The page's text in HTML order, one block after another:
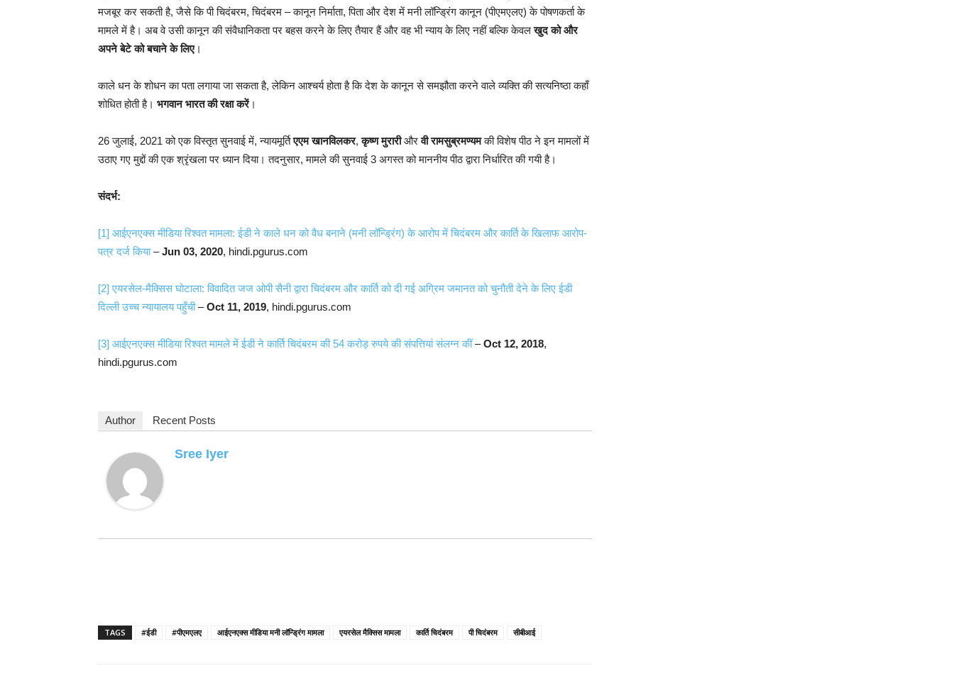
मजबूर कर सकती है, जैसे कि पी चिदंबरम, चिदंबरम – कानून निर्माता, पिता और देश में मनी लॉन्ड्रिंग कानून (पीएमएलए) के पोषणकर्ता के
मामले में है। अब वे उसी कानून की संवैधानिकता पर बहस करने के लिए तैयार हैं और वह भी न्याय के लिए नहीं बल्कि केवलखुद को और
अपने बेटे को बचाने के लिए।
काले धन के शोधन का पता लगाया जा सकता है, लेकिन आश्चर्य होता है कि देश के कानून से समझौता करने वाले व्यक्ति की सत्यनिष्ठा कहाँ
शोधित होती है। भगवान भारत की रक्षा करें।
26 जुलाई, 2021 को एक विस्तृत सुनवाई में, न्यायमूर्तिएएम खानविलकर,कृष्ण मुरारीऔरवी रामसुब्रमण्यमकी विशेष पीठ ने इन मामलों में
उठाए गए मुद्दों की एक श्रृंखला पर ध्यान दिया। तदनुसार, मामले की सुनवाई 3 अगस्त को माननीय पीठ द्वारा निर्धारित की गयी है।
संदर्भ:
[1] आईएनएक्स मीडिया रिश्वत मामला: ईडी ने काले धन को वैध बनाने (मनी लॉन्ड्रिंग) के आरोप में चिदंबरम और कार्ति के खिलाफ आरोप-
पत्र दर्ज किया–Jun 03, 2020, hindi.pgurus.com
[2] एयरसेल-मैक्सिस घोटाला: विवादित जज ओपी सैनी द्वारा चिदंबरम और कार्ति को दी गई अग्रिम जमानत को चुनौती देने के लिए ईडी
दिल्ली उच्च न्यायालय पहुँची–Oct 11, 2019, hindi.pgurus.com
[3] आईएनएक्स मीडिया रिश्वत मामले में ईडी ने कार्ति चिदंबरम की 54 करोड़ रुपये की संपत्तियां संलग्न कीं–Oct 12, 2018,
hindi.pgurus.com
Author Recent Posts
Sree Iyer
TAGS #ईडी #पीएमएलए आईएनएक्स मीडिया मनी लॉन्ड्रिंग मामला एयरसेल मैक्सिस मामला कार्ति चिदंबरम पी चिदंबरम सीबीआई